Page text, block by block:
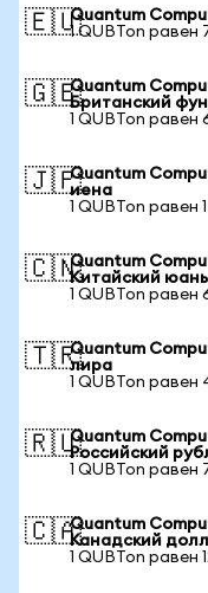
🇪🇺Quantum
1 QUBTon равен
🇬🇧Quantum
Британский
1 QUBTon равен
🇯🇵Quantum
иена
1 QUBTon равен
🇨🇳Quantum
Китайский юань
1 QUBTon равен
🇹🇷Quantum
лира
1 QUBTon равен
🇷🇺Quantum
Российский
1 QUBTon равен
🇨🇦Quantum
Канадский
1 QUBTon равен